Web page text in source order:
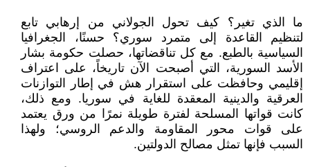
ما الذي تغير؟ كيف تحول الجولاني من إرهابي تابع
لتنظيم القاعدة إلى متمرد سوري؟ حسنًا، الجغرافيا
السياسية بالطبع. مع كل تناقضاتها، حصلت حكومة بشار
الأسد السورية، التي أصبحت الآن تاريخاً، على اعتراف
إقليمي وحافظت على استقرار هش في إطار التوازنات
العرقية والدينية المعقدة للغاية في سوريا. ومع ذلك،
كانت قواتها المسلحة لفترة طويلة نمرًا من ورق يعتمد
على قوات محور المقاومة والدعم الروسي؛ ولهذا
السبب فإنها تمثل مصالح الدولتين.